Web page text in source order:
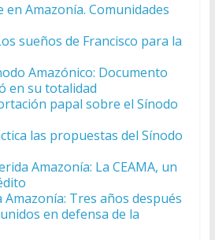
en Amazonía. Comunidades
sueños de Francisco para la
Amazónico: Documento
en su totalidad
papal sobre el Sínodo
las propuestas del Sínodo
Amazonía: La CEAMA, un
Amazonía: Tres años después
unidos en defensa de la